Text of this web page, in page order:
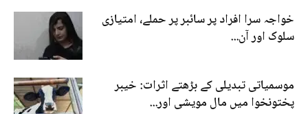
خواجہ سرا افراد پر سائبر پر حملے، امتیازی
سلوک اور آن...
موسمیاتی تبدیلی کے بڑھتے اثرات: خیبر
پختونخوا میں مال مویشی اور...